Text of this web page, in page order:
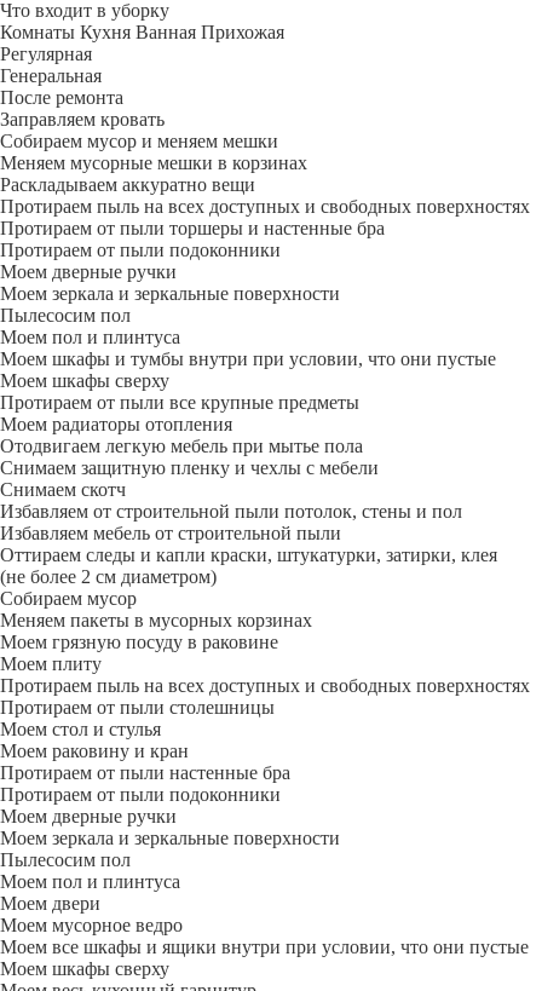
Что входит в уборку
Регу­лярная
Гене­ральная
После ремонта
Заправляем кровать
Собираем мусор и меняем мешки
Меняем мусорные мешки в корзинах
Раскладываем аккуратно вещи
Протираем пыль на всех доступных и свободных поверхностях
Протираем от пыли торшеры и настенные бра
Протираем от пыли подоконники
Моем дверные ручки
Моем зеркала и зеркальные поверхности
Пылесосим пол
Моем пол и плинтуса
Моем шкафы и тумбы внутри при условии, что они пустые
Моем шкафы сверху
Протираем от пыли все крупные предметы
Моем радиаторы отопления
Отодвигаем легкую мебель при мытье пола
Снимаем защитную пленку и чехлы с мебели
Снимаем скотч
Избавляем от строительной пыли потолок, стены и пол
Избавляем мебель от строительной пыли
Оттираем следы и капли краски, штукатурки, затирки, клея
(не более 2 см диаметром)
Собираем мусор
Меняем пакеты в мусорных корзинах
Моем грязную посуду в раковине
Моем плиту
Протираем пыль на всех доступных и свободных поверхностях
Протираем от пыли столешницы
Моем стол и стулья
Моем раковину и кран
Протираем от пыли настенные бра
Протираем от пыли подоконники
Моем дверные ручки
Моем зеркала и зеркальные поверхности
Пылесосим пол
Моем пол и плинтуса
Моем двери
Моем мусорное ведро
Моем все шкафы и ящики внутри при условии, что они пустые
Моем шкафы сверху